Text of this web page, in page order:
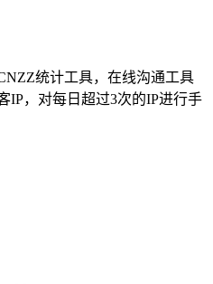
统计工具，在线沟通工具
IP，对每日超过3次的IP进行手